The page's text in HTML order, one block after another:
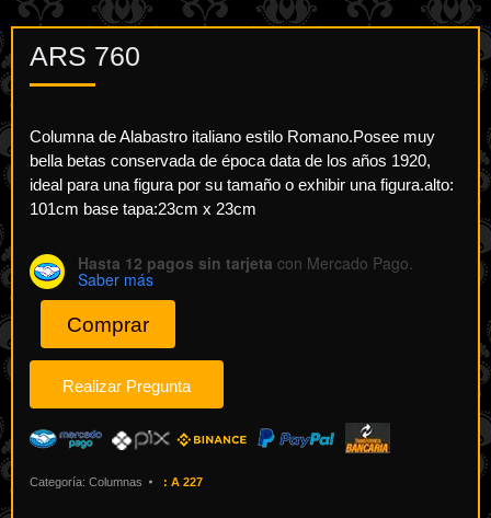
ARS 760
Columna de Alabastro italiano estilo Romano.Posee muy
bella betas conservada de época data de los años 1920,
ideal para una figura por su tamaño o exhibir una figura.alto:
101cm base tapa:23cm x 23cm
Hasta 12 pagos sin tarjeta con Mercado Pago.
Saber más
Comprar
Categoría: Columnas : A 227